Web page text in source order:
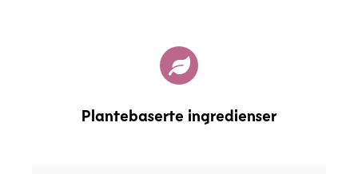
Plantebaserte ingredienser